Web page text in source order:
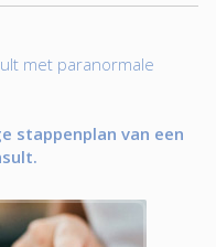
met paranormale
stappenplan van een